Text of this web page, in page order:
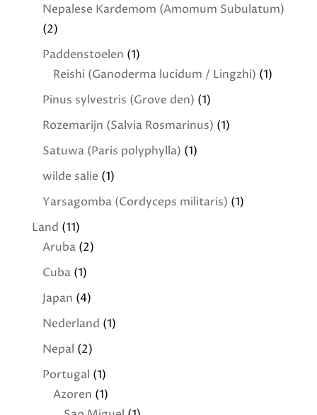
Nepalese Kardemom (Amomum Subulatum)
(2)
Paddenstoelen (1)
Reishi (Ganoderma lucidum / Lingzhi) (1)
Pinus sylvestris (Grove den) (1)
Rozemarijn (Salvia Rosmarinus) (1)
Satuwa (Paris polyphylla) (1)
wilde salie (1)
Yarsagomba (Cordyceps militaris) (1)
Land (11)
Aruba(2)
Cuba(1)
Japan (4)
Nederland (1)
Nepal (2)
Portugal (1)
Azoren (1)